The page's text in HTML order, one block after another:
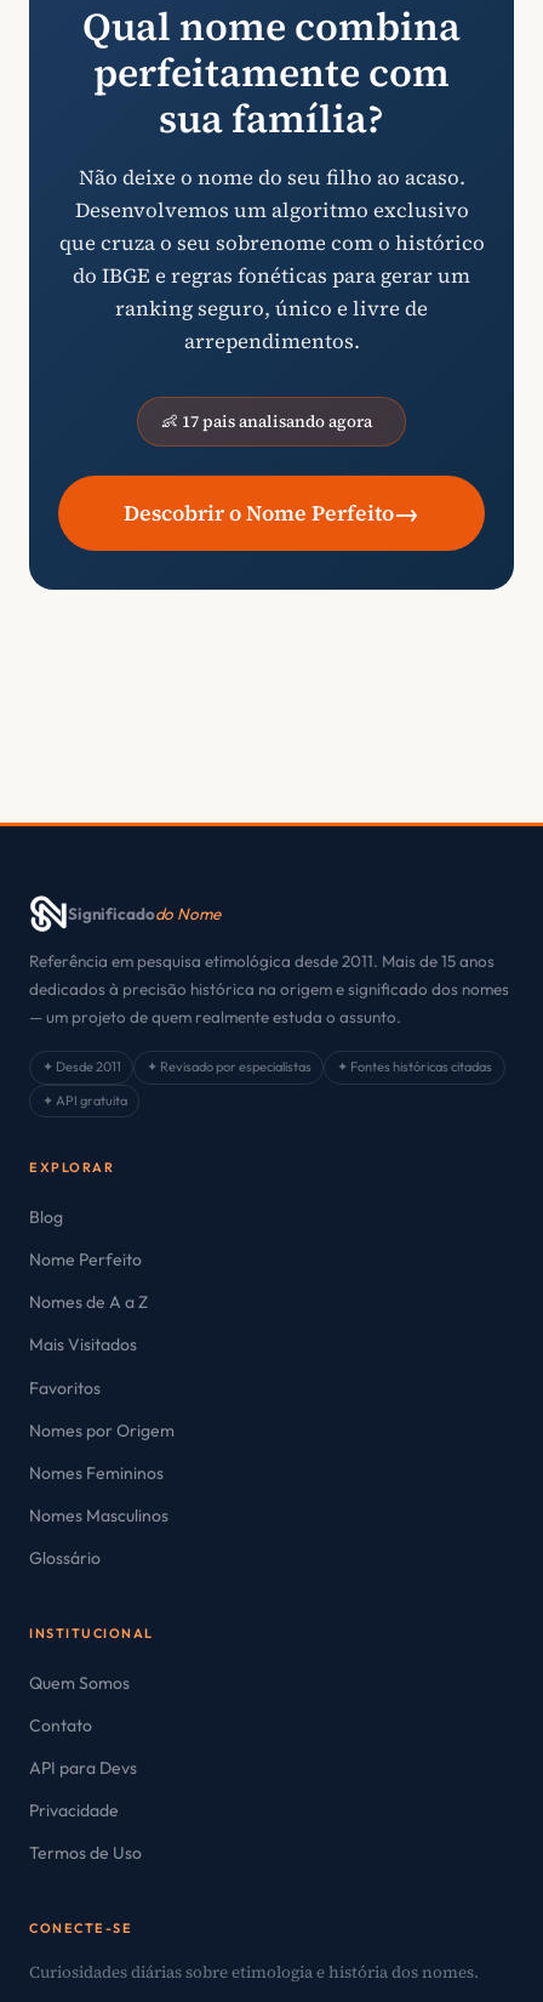
Qual nome combina
perfeitamente com
sua família?
Não deixe o nome do seu filho ao acaso.
Desenvolvemos um algoritmo exclusivo
que cruza o seu sobrenome com o histórico
do IBGE e regras fonéticas para gerar um
ranking seguro, único e livre de
arrependimentos.
👶 17 pais analisando agora
Descobrir o Nome Perfeito→
Significadodo Nome
Referência em pesquisa etimológica desde 2011. Mais de 15 anos
dedicados à precisão histórica na origem e significado dos nomes
— um projeto de quem realmente estuda o assunto.
✦ Desde 2011 ✦ Revisado por especialistas
✦ Fontes históricas citadas
✦ API gratuita
EXPLORAR
Blog
Nome Perfeito
Nomes de A a Z
Mais Visitados
Favoritos
Nomes por Origem
Nomes Femininos
Nomes Masculinos
Glossário
INSTITUCIONAL
Quem Somos
Contato
API para Devs
Privacidade
Termos de Uso
CONECTE-SE
Curiosidades diárias sobre etimologia e história dos nomes.